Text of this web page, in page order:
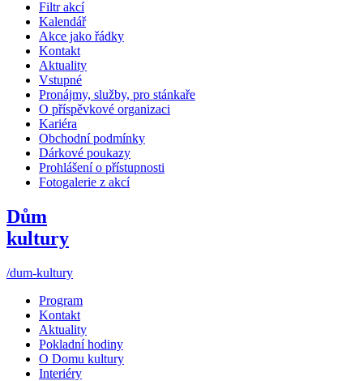
Filtr akcí
Kalendář
Akce jako řádky
Kontakt
Aktuality
Vstupné
Pronájmy, služby, pro stánkaře
O příspěvkové organizaci
Kariéra
Obchodní podmínky
Dárkové poukazy
Prohlášení o přístupnosti
Fotogalerie z akcí
Dům
kultury
/dum-kultury
Program
Kontakt
Aktuality
Pokladní hodiny
O Domu kultury
Interiéry